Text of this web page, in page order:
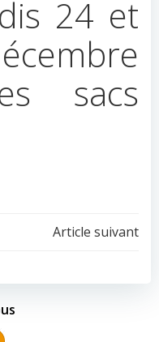
24 et
sacs
Navigation
Article suivant